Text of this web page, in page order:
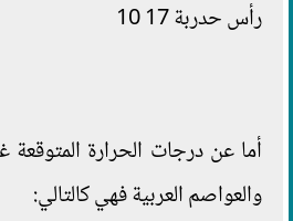
رأس حدربة 17 10
أما عن درجات الحرارة
والعواصم العربية فهي كالتالي: